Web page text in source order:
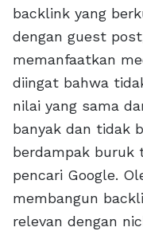
backlink yang
dengan guest
memanfaatkan
diingat bahwa
nilai yang sama
banyak dan tidak
berdampak buruk
pencari Google.
membangun
relevan dengan